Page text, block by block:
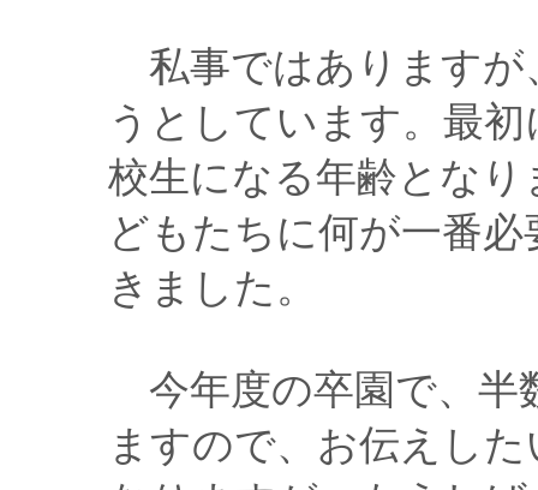
私事ではありますが
うとしています。最
校生になる年齢とな
どもたちに何が一番
きました。
今年度の卒園で、半
ますので、お伝えし